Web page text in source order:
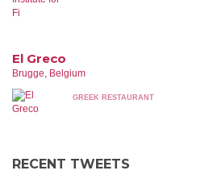
El Greco
Brugge, Belgium
GREEK RESTAURANT
RECENT TWEETS